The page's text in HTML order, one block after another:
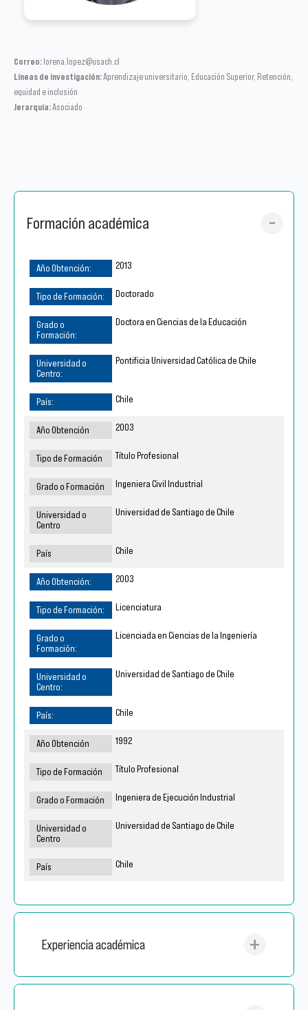
Correo: lorena.lopez@usach.cl
Líneas de investigación:Aprendizaje universitario, Educación Superior, Retención,
equidad e inclusión
Jerarquía:Asociado
Formación académica
2013
Doctorado
Doctora en Ciencias de la Educación
Pontificia Universidad Católica de Chile
Chile
2003
Título Profesional
Ingeniera Civil Industrial
Universidad de Santiago de Chile
Chile
2003
Licenciatura
Licenciada en Ciencias de la Ingeniería
Universidad de Santiago de Chile
Chile
1992
Título Profesional
Ingeniera de Ejecución Industrial
Universidad de Santiago de Chile
Chile
Experiencia académica